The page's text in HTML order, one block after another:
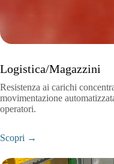
Logistica/Magazzini
Resistenza ai carichi
movimentazione
operatori.
Scopri →